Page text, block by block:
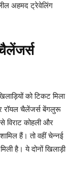
अहमद ट्रेवेलिंग
को टिकट मिला
रॉयल चैलेंजर्स बेंगलुरू
विराट कोहली और
हैं। तो वहीं चेन्नई
है। ये दोनों खिलाड़ी